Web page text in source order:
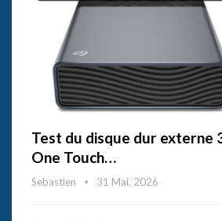
Test du disque dur externe
One Touch…
Sebastien 31 Mai, 2026